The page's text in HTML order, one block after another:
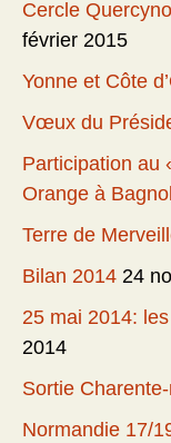
Cercle
février 2015
Yonne et Côte
Vœux du
Participation au
Orange à
Terre de
Bilan 2014 24
25 mai 2014:
2014
Sortie
Normandie 17/